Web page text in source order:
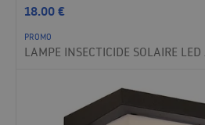
18.00€
PROMO
LAMPE INSECTICIDE SOLAIRE